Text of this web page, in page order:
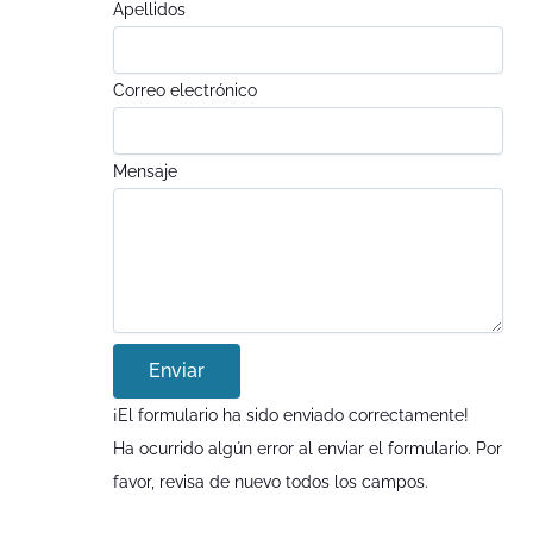
Apellidos
Correo electrónico
Mensaje
Enviar
¡El formulario ha sido enviado correctamente!
Ha ocurrido algún error al enviar el formulario. Por
favor, revisa de nuevo todos los campos.